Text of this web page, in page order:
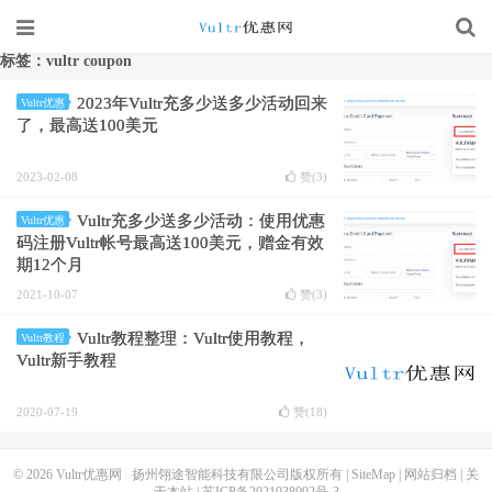
标签：vultr coupon
Vultr优惠
2023年Vultr充多少送多少活动回来
了，最高送100美元
2023-02-08 赞(3)
Vultr优惠
Vultr充多少送多少活动：使用优惠
码注册Vultr帐号最高送100美元，赠金有效
期12个月
2021-10-07 赞(3)
Vultr教程
Vultr教程整理：Vultr使用教程，
Vultr新手教程
2020-07-19 赞(18)
© 2026 Vultr优惠网 扬州翎途智能科技有限公司版权所有 | SiteMap 网站归档
关